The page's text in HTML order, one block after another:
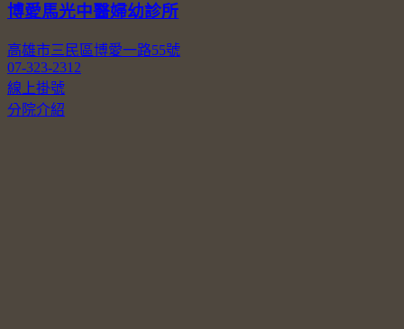
博愛馬光中醫婦幼診所
高雄市三民區博愛一路55號
07-323-2312
線上掛號
分院介紹